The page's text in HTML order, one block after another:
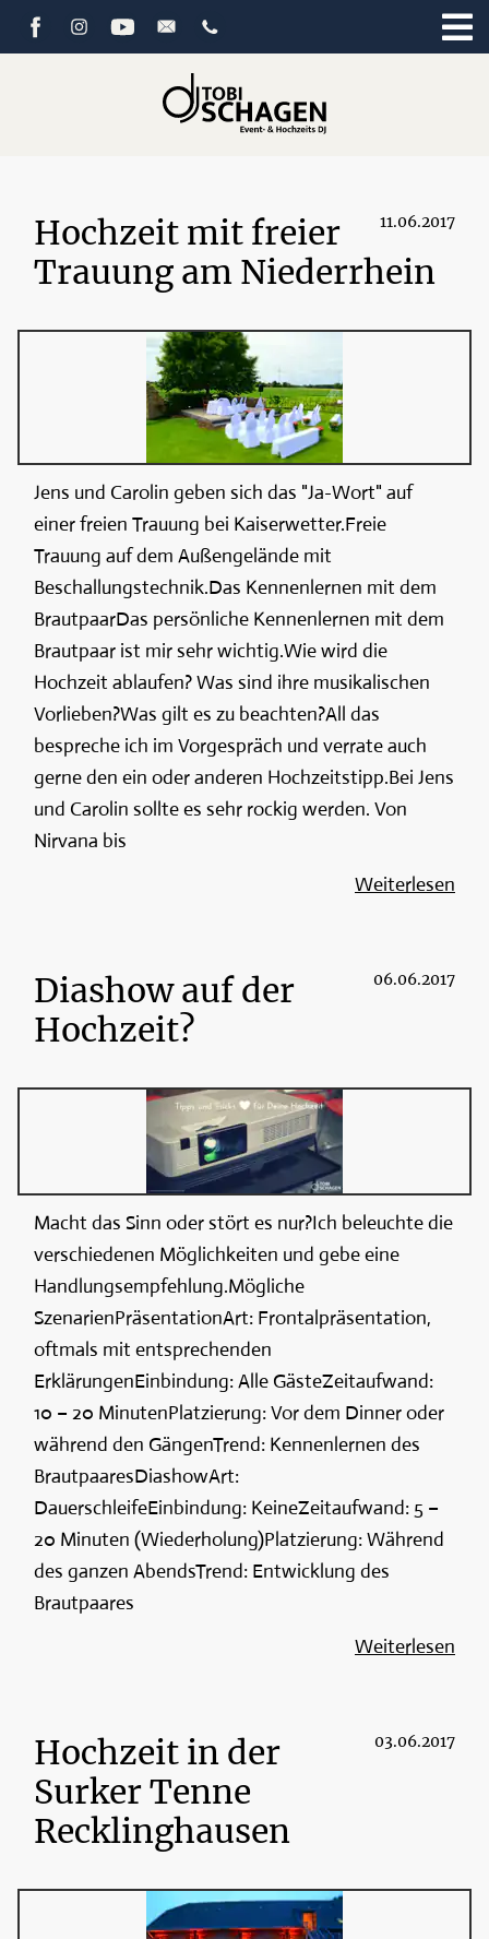
11.06.2017
Hochzeit mit freier
Trauung am Niederrhein
Jens und Carolin geben sich das "Ja-Wort" auf
einer freien Trauung bei Kaiserwetter.Freie
Trauung auf dem Außengelände mit
Beschallungstechnik.Das Kennenlernen mit dem
BrautpaarDas persönliche Kennenlernen mit dem
Brautpaar ist mir sehr wichtig.Wie wird die
Hochzeit ablaufen? Was sind ihre musikalischen
Vorlieben?Was gilt es zu beachten?All das
bespreche ich im Vorgespräch und verrate auch
gerne den ein oder anderen Hochzeitstipp.Bei Jens
und Carolin sollte es sehr rockig werden. Von
Nirvana bis
Weiterlesen
06.06.2017
Diashow auf der
Hochzeit?
Macht das Sinn oder stört es nur?Ich beleuchte die
verschiedenen Möglichkeiten und gebe eine
Handlungsempfehlung.Mögliche
SzenarienPräsentationArt: Frontalpräsentation,
oftmals mit entsprechenden
ErklärungenEinbindung: Alle GästeZeitaufwand:
10 – 20 MinutenPlatzierung: Vor dem Dinner oder
während den GängenTrend: Kennenlernen des
BrautpaaresDiashowArt:
DauerschleifeEinbindung: KeineZeitaufwand: 5 –
20 Minuten (Wiederholung)Platzierung: Während
des ganzen AbendsTrend: Entwicklung des
Brautpaares
Weiterlesen
03.06.2017
Hochzeit in der
Surker Tenne
Recklinghausen